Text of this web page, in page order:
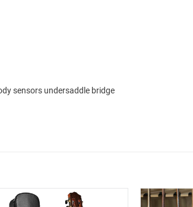
sensors undersaddle bridge